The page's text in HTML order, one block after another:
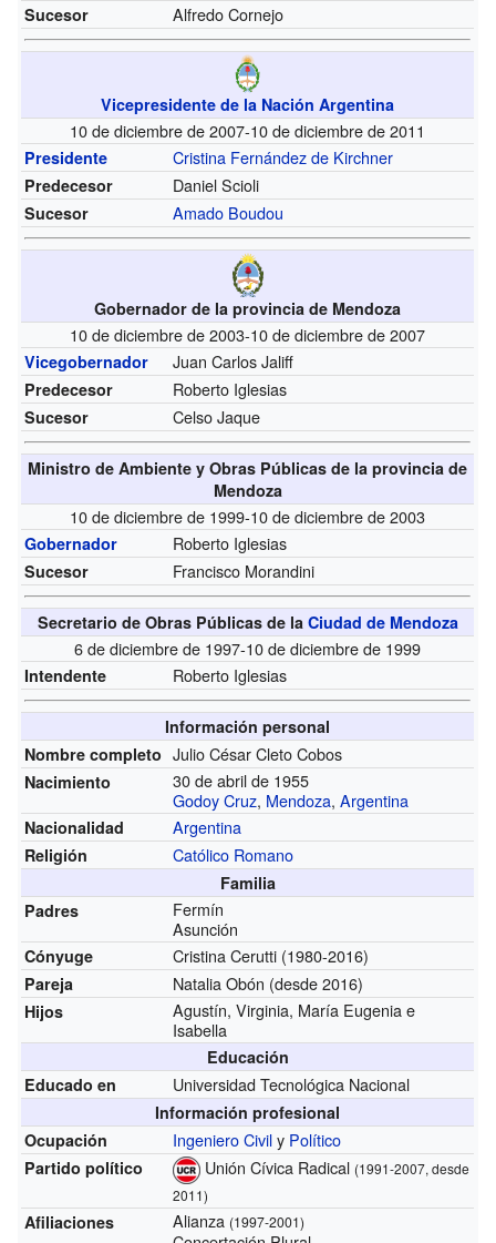
Sucesor Alfredo Cornejo
Vicepresidente de la Nación Argentina
10 de diciembre de 2007-10 de diciembre de 2011
Presidente Cristina Fernández de Kirchner
Predecesor Daniel Scioli
Sucesor Amado Boudou
Gobernador de la provincia de Mendoza
10 de diciembre de 2003-10 de diciembre de 2007
Vicegobernador Juan Carlos Jaliff
Predecesor Roberto Iglesias
Sucesor Celso Jaque
Ministro de Ambiente y Obras Públicas de la provincia de
Mendoza
10 de diciembre de 1999-10 de diciembre de 2003
Gobernador Roberto Iglesias
Sucesor Francisco Morandini
Secretario de Obras Públicas de la Ciudad de Mendoza
6 de diciembre de 1997-10 de diciembre de 1999
Intendente Roberto Iglesias
Información personal
Nombre completo Julio César Cleto Cobos
Nacimiento
30 de abril de 1955
Godoy Cruz, Mendoza,Argentina
Nacionalidad Argentina
Religión Católico Romano
Familia
Padres
Fermín
Asunción
Cónyuge Cristina Cerutti (1980-2016)
Pareja Natalia Obón (desde 2016)
Hijos
Agustín, Virginia, María Eugenia e
Isabella
Educación
Educado en
Universidad Tecnológica Nacional
Información profesional
Ocupación
Ingeniero Civily Político
Partido político Unión Cívica Radical (1991-2007, desde
2011)
Afiliaciones Alianza (1997-2001)